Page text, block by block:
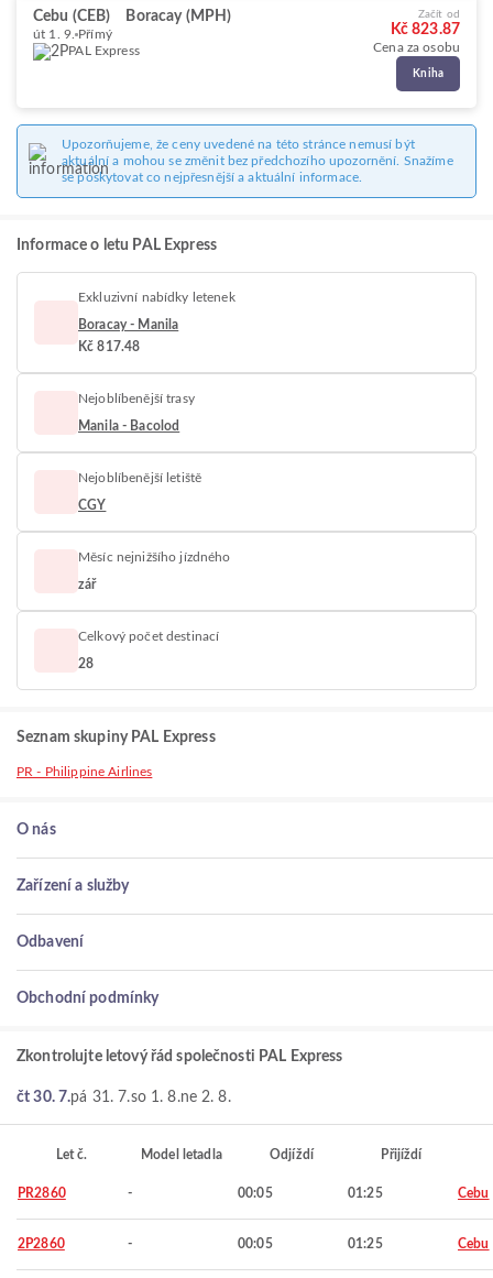
Cebu (CEB) Boracay (MPH)
út 1. 9. Přímý
PAL Express
Začít od
Kč 823.87
Cena za osobu
Kniha
Upozorňujeme, že ceny uvedené na této stránce nemusí být
aktuální a mohou se změnit bez předchozího upozornění. Snažíme
se poskytovat co nejpřesnější a aktuální informace.
Informace o letu PAL Express
Exkluzivní nabídky letenek
Boracay - Manila
Kč 817.48
Nejoblíbenější trasy
Manila - Bacolod
Nejoblíbenější letiště
CGY
Měsíc nejnižšího jízdného
zář
Celkový počet destinací
28
Seznam skupiny PAL Express
PR - Philippine Airlines
O nás
Zařízení a služby
Odbavení
Obchodní podmínky
Zkontrolujte letový řád společnosti PAL Express
čt 30. 7.pá 31. 7.so 1. 8.ne 2. 8.
Let č. Model letadla Odjíždí Přijíždí
PR2860 - 00:05 01:25 Cebu
2P2860 - 00:05 01:25 Cebu